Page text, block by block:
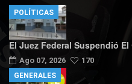
El Juez Federal Suspendió
Ago 07, 2026 170
POLÍTICAS
GENERALES